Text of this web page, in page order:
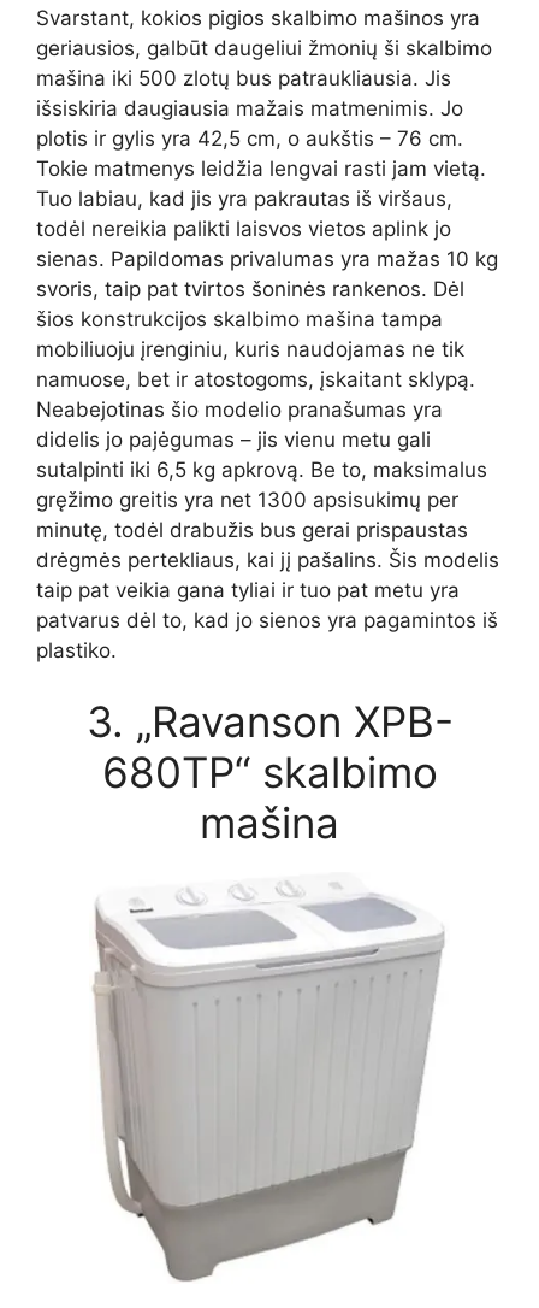
Svarstant, kokios pigios skalbimo mašinos yra
geriausios, galbūt daugeliui žmonių ši skalbimo
mašina iki 500 zlotų bus patraukliausia. Jis
išsiskiria daugiausia mažais matmenimis. Jo
plotis ir gylis yra 42,5 cm, o aukštis – 76 cm.
Tokie matmenys leidžia lengvai rasti jam vietą.
Tuo labiau, kad jis yra pakrautas iš viršaus,
todėl nereikia palikti laisvos vietos aplink jo
sienas. Papildomas privalumas yra mažas 10 kg
svoris, taip pat tvirtos šoninės rankenos. Dėl
šios konstrukcijos skalbimo mašina tampa
mobiliuoju įrenginiu, kuris naudojamas ne tik
namuose, bet ir atostogoms, įskaitant sklypą.
Neabejotinas šio modelio pranašumas yra
didelis jo pajėgumas – jis vienu metu gali
sutalpinti iki 6,5 kg apkrovą. Be to, maksimalus
gręžimo greitis yra net 1300 apsisukimų per
minutę, todėl drabužis bus gerai prispaustas
drėgmės pertekliaus, kai jį pašalins. Šis modelis
taip pat veikia gana tyliai ir tuo pat metu yra
patvarus dėl to, kad jo sienos yra pagamintos iš
plastiko.
3. „Ravanson XPB-
680TP“ skalbimo
mašina